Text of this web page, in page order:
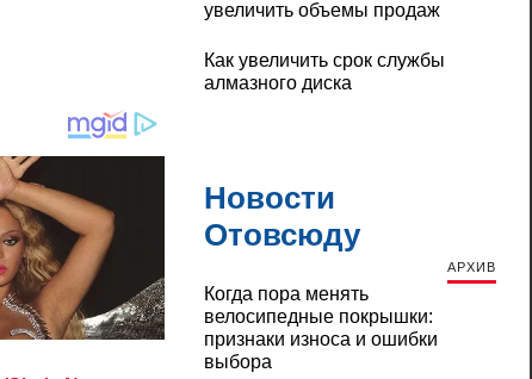
увеличить объемы продаж
Как увеличить срок службы
алмазного диска
Новости
Отовсюду
АРХИВ
Когда пора менять
велосипедные покрышки:
признаки износа и ошибки
выбора